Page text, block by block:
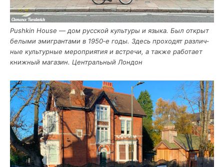
Pushkin House — дом рус­ской куль­ту­ры и язы­ка. Был открыт
белы­ми эми­гран­та­ми в 1950‑е годы. Здесь про­хо­дят раз­лич­
ные куль­тур­ные меро­при­я­тия и встре­чи, а так­же рабо­та­ет
книж­ный мага­зин. Цен­траль­ный Лондон